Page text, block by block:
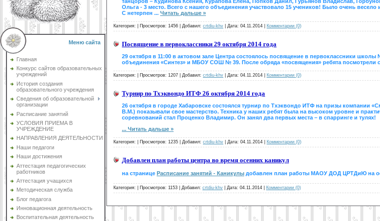
Меню сайта
Главная
Конкурс сайтов образовательных
учреждений
История создания
образовательного учреждения
Сведения об образовательной
организации
Расписание занятий
УСЛОВИЯ ПРИЕМА В
УЧРЕЖДЕНИЕ
НАПРАВЛЕНИЯ ДЕЯТЕЛЬНОСТИ
Наши педагоги
Наши достижения
Аттестация педагогических
работников
Аттестация учащихся
Методическая служба
Блог педагога
Инновационная деятельность
Воспитательная деятельность
Ольга - 3 место. Всего с нашего объединения участвовало 15 учеников! Было очень
С нетерпен ... Читать дальше »
Категория: Просмотров: 1456 | Добавил: crtdiu-khv Дата: 04.11.2014 Комментарии (0)
Посвящение в первоклассники 29 октября 2014 года
29 октября в 11:00 в актовом зале Центра состоялось посвящение в первоклассники
объединения «Синтез» и МБОУ СОШ № 39. После обряда «посвящения» ребята посмотрели
Категория: Просмотров: 1207 | Добавил: crtdiu-khv Дата: 04.11.2014 Комментарии (0)
Турнир по Тхэквондо ИТФ 26 октября 2014 года
26 октября в городе Хабаровске состоялся турнир по Тхэквондо ИТФ на призы компании
В.М.) показывали свое мастерство. Техника у наших ребят была на высоком уровне и
соревнований стал Проценко Владимир. Он занял два первых места – в спарринге и тулях!
... Читать дальше »
Категория: Просмотров: 1235 | Добавил: crtdiu-khv Дата: 04.11.2014 Комментарии (0)
Добавлен план работы центра во время осенних каникул
на странице Расписание занятий - Каникулы добавлен план работы МАОУ ДОД ЦРТДиЮ на
Категория: Просмотров: 1153 | Добавил: crtdiu-khv Дата: 04.11.2014 Комментарии (0)